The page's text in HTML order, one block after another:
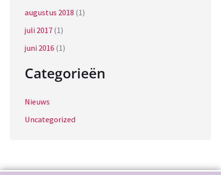
augustus 2018 (1)
juli 2017 (1)
juni 2016 (1)
Categorieën
Nieuws
Uncategorized